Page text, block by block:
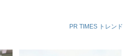
PR TIMES トレンド